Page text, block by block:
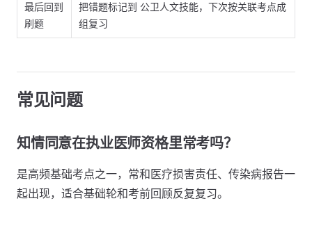
最后回到
刷题
把错题标记到 公卫人文技能，下次按关联考点成
组复习
常见问题
知情同意在执业医师资格里常考吗？
是高频基础考点之一，常和医疗损害责任、传染病报告一
起出现，适合基础轮和考前回顾反复复习。